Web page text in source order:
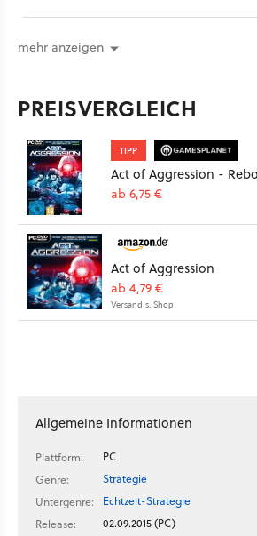
mehr anzeigen
PREISVERGLEICH
TIPP
Act of Aggression -
ab 6,75 €
Act of Aggression
ab 4,79 €
Versand s. Shop
Allgemeine Informationen
Plattform:
PC
Genre:
Strategie
Untergenre:
Echtzeit-Strategie
Release:
02.09.2015 (PC)